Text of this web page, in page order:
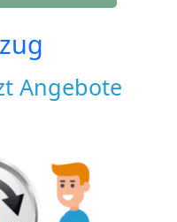
Angebote